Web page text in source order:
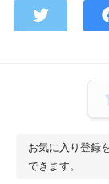
お気に入り登録
できます。